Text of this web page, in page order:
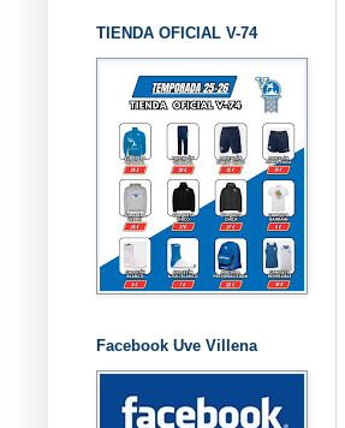
TIENDA OFICIAL V-74
Facebook Uve Villena